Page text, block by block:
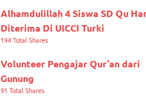
Alhamdulillah 4 Siswa SD Qu
Diterima Di UICCI Turki
194 Total Shares
Volunteer Pengajar Qur’an dari
Gunung
91 Total Shares